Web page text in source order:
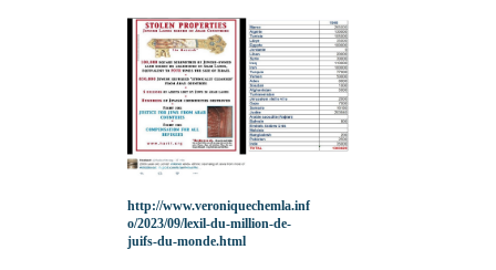
http://www.veroniquechemla.inf
o/2023/09/lexil-du-million-de-
juifs-du-monde.html